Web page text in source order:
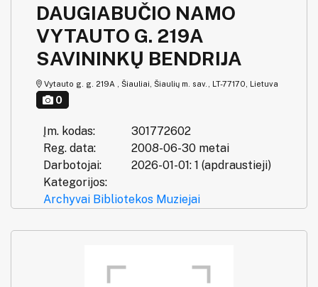
DAUGIABUČIO NAMO
VYTAUTO G. 219A
SAVININKŲ BENDRIJA
Vytauto g. g. 219A , Šiauliai, Šiaulių m. sav., LT-77170, Lietuva
0
Įm. kodas:
301772602
Reg. data:
2008-06-30 metai
Darbotojai:
2026-01-01: 1 (apdraustieji)
Kategorijos:
Archyvai Bibliotekos Muziejai